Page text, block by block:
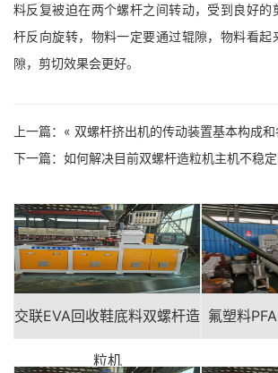
料反复被迫在两个螺杆之间转动，受到良好的
杆反向旋转，物料一定要通过辊隙，物料看起
隙，剪切效果会更好。
上一篇：« 双螺杆挤出机的传动装置基本构成
下一篇： 如何解决目前双螺杆造粒机主机不稳定
交联EVA回收鞋底料双螺杆造
粒机
氟塑料